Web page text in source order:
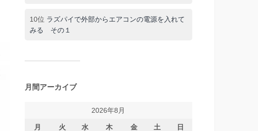
10位 ラズパイで外部からエアコンの電源を入れて
みる その１
月間アーカイブ
2026年8月
月 火 水 木 金 土 日